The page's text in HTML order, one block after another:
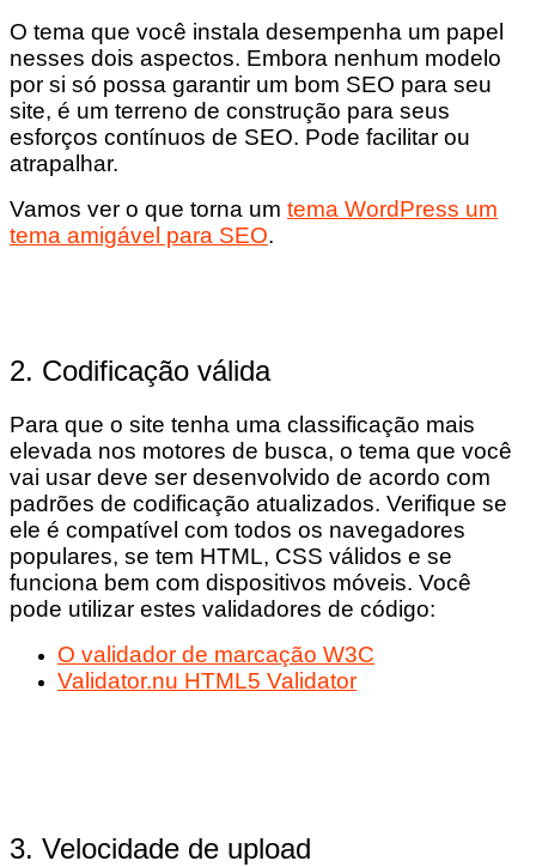
O tema que você instala desempenha um papel
nesses dois aspectos. Embora nenhum modelo
por si só possa garantir um bom SEO para seu
site, é um terreno de construção para seus
esforços contínuos de SEO. Pode facilitar ou
atrapalhar.
Vamos ver o que torna um tema WordPress um
tema amigável para SEO.
2. Codificação válida
Para que o site tenha uma classificação mais
elevada nos motores de busca, o tema que você
vai usar deve ser desenvolvido de acordo com
padrões de codificação atualizados. Verifique se
ele é compatível com todos os navegadores
populares, se tem HTML, CSS válidos e se
funciona bem com dispositivos móveis. Você
pode utilizar estes validadores de código:
O validador de marcação W3C
Validator.nu HTML5 Validator
3. Velocidade de upload